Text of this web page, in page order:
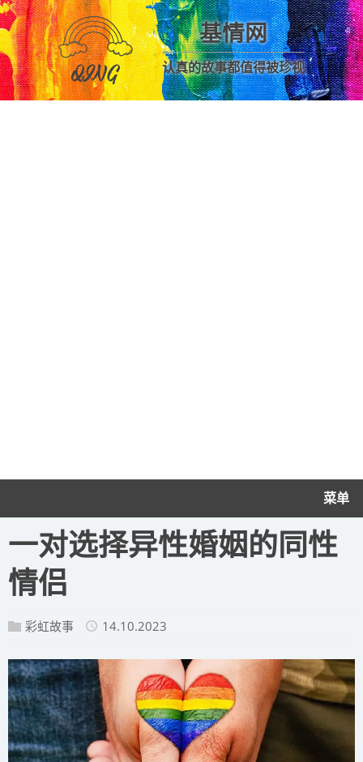
基情网
认真的故事都值得被珍视
菜单
一对选择异性婚姻的同性
情侣
彩虹故事 14.10.2023